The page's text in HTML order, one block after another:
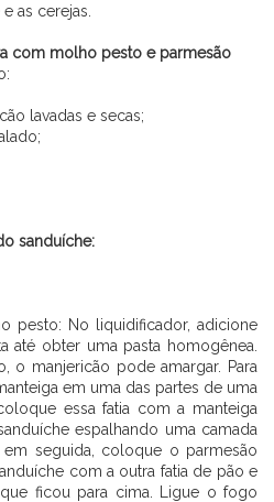
as cerejas.
com molho pesto e parmesão
lavadas e secas;
sanduíche:
pesto: No liquidificador, adicione
até obter uma pasta homogênea.
o manjericão pode amargar. Para
em uma das partes de uma
essa fatia com a manteiga
espalhando uma camada
seguida, coloque o parmesão
com a outra fatia de pão e
ficou para cima. Ligue o fogo